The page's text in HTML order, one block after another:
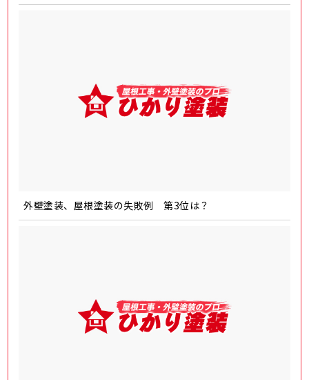
外壁塗装、屋根塗装の失敗例 第3位は？